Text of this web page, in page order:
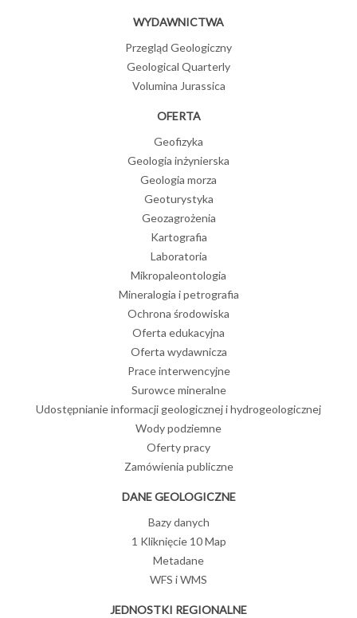
WYDAWNICTWA
Przegląd Geologiczny
Geological Quarterly
Volumina Jurassica
OFERTA
Geofizyka
Geologia inżynierska
Geologia morza
Geoturystyka
Geozagrożenia
Kartografia
Laboratoria
Mikropaleontologia
Mineralogia i petrografia
Ochrona środowiska
Oferta edukacyjna
Oferta wydawnicza
Prace interwencyjne
Surowce mineralne
Udostępnianie informacji geologicznej i hydrogeologicznej
Wody podziemne
Oferty pracy
Zamówienia publiczne
DANE GEOLOGICZNE
Bazy danych
1 Kliknięcie 10 Map
Metadane
WFS i WMS
JEDNOSTKI REGIONALNE